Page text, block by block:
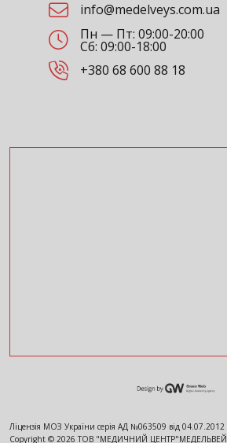
info@medelveys.com.ua
Пн — Пт: 09:00-20:00
Сб: 09:00-18:00
+380 68 600 88 18
Ліцензія МОЗ України серія АД №063509 від 04.07.2012
Copyright © 2026 ТОВ "МЕДИЧНИЙ